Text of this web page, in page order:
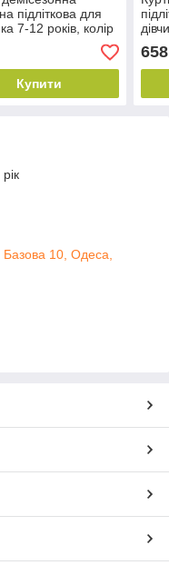
підліткова для
7-12 років, колір
Купити
658
Базова 10, Одеса,